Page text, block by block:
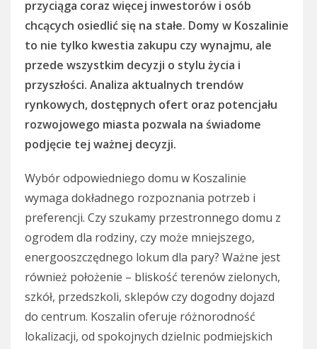
przyciąga coraz więcej inwestorów i osób
chcących osiedlić się na stałe. Domy w Koszalinie
to nie tylko kwestia zakupu czy wynajmu, ale
przede wszystkim decyzji o stylu życia i
przyszłości. Analiza aktualnych trendów
rynkowych, dostępnych ofert oraz potencjału
rozwojowego miasta pozwala na świadome
podjęcie tej ważnej decyzji.
Wybór odpowiedniego domu w Koszalinie
wymaga dokładnego rozpoznania potrzeb i
preferencji. Czy szukamy przestronnego domu z
ogrodem dla rodziny, czy może mniejszego,
energooszczędnego lokum dla pary? Ważne jest
również położenie – bliskość terenów zielonych,
szkół, przedszkoli, sklepów czy dogodny dojazd
do centrum. Koszalin oferuje różnorodność
lokalizacji, od spokojnych dzielnic podmiejskich